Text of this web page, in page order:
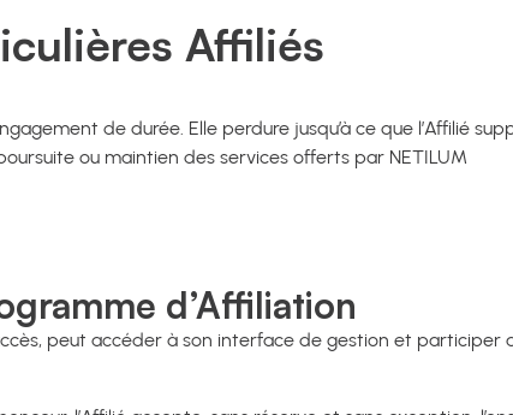
Affiliés
de durée. Elle perdure jusqu’à ce que l’Affilié
ou maintien des services offerts par NETILUM
d’Affiliation
peut accéder à son interface de gestion et participer